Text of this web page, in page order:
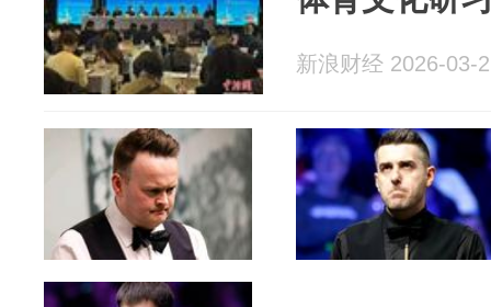
新浪财经 2026-03-